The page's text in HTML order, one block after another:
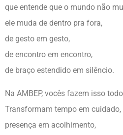
que entende que o mundo não
ele muda de dentro pra fora,
de gesto em gesto,
de encontro em encontro,
de braço estendido em silêncio.
Na AMBEP, vocês fazem isso
Transformam tempo em cuidado,
presença em acolhimento,